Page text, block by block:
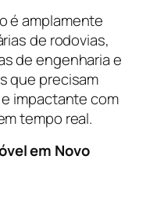
é amplamente
de rodovias,
de engenharia e
que precisam
impactante com
tempo real.
em Novo